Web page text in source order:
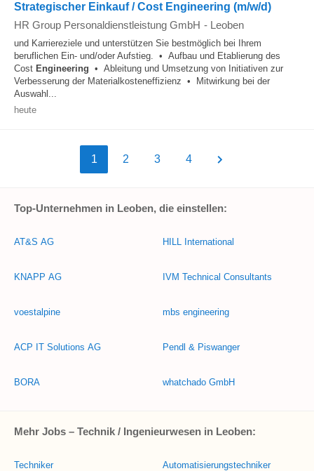
Strategischer Einkauf / Cost Engineering (m/w/d)
HR Group Personaldienstleistung GmbH - Leoben
und Karriereziele und unterstützen Sie bestmöglich bei Ihrem
beruflichen Ein- und/oder Aufstieg. • Aufbau und Etablierung des
Cost Engineering • Ableitung und Umsetzung von Initiativen zur
Verbesserung der Materialkosteneffizienz • Mitwirkung bei der
Auswahl...
heute
1 2 3 4
Top-Unternehmen in Leoben, die einstellen:
AT&S AG
KNAPP AG
voestalpine
ACP IT Solutions AG
BORA
HILL International
IVM Technical Consultants
mbs engineering
Pendl & Piswanger
whatchado GmbH
Mehr Jobs – Technik / Ingenieurwesen in Leoben:
Techniker Automatisierungstechniker